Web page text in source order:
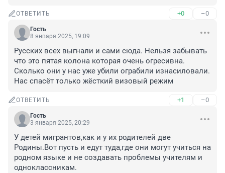
ОТВЕТИТЬ +0 –0
Гость
8 января 2025, 19:09
Русских всех выгнали и сами сюда. Нельзя забывать
что это пятая колона которая очень огресивна.
Сколько они у нас уже убили ограбили изнасиловали.
Нас спасёт только жёсткий визовый режим
ОТВЕТИТЬ +1 –0
Гость
3 января 2025, 20:29
У детей мигрантов,как и у их родителей две
Родины.Вот пусть и едут туда,где они могут учиться на
родном языке и не создавать проблемы учителям и
одноклассникам.